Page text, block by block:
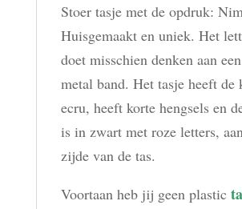
Stoer tasje met de opdruk:
Huisgemaakt en uniek. Het
doet misschien denken aan
metal band. Het tasje heeft de
ecru, heeft korte hengsels en
is in zwart met roze letters,
zijde van de tas.
Voortaan heb jij geen plastic